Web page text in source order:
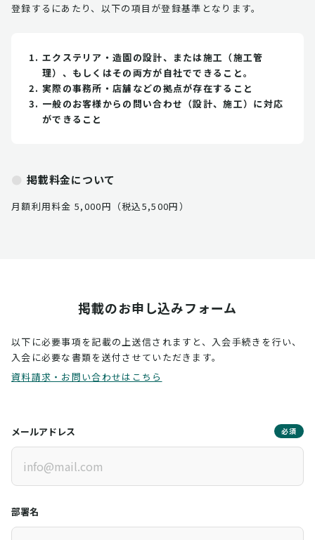
登録するにあたり、以下の項目が登録基準となります。
エクステリア・造園の設計、または施工（施工管
理）、もしくはその両方が自社でできること。
実際の事務所・店舗などの拠点が存在すること
一般のお客様からの問い合わせ（設計、施工）に対応
ができること
掲載料金について
月額利用料金 5,000円（税込5,500円）
掲載のお申し込みフォーム
以下に必要事項を記載の上送信されますと、入会手続きを行い、
入会に必要な書類を送付させていただきます。
資料請求・お問い合わせはこちら
メールアドレス 必須
部署名